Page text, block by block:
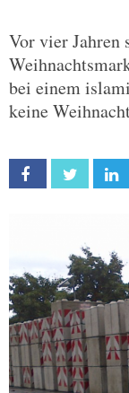
Vor vier Jahren
bei einem
keine
Facebook Twitter